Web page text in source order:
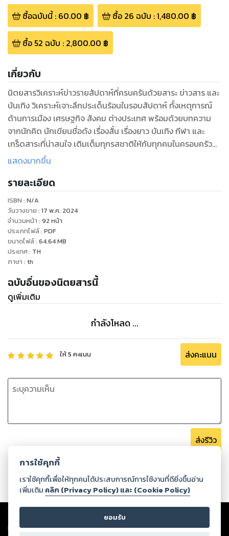
ซื้อฉบับนี้: 60.00 ฿ ซื้อ 26 ฉบับ :1,480.00 ฿
ซื้อ 52 ฉบับ : 2,800.00 ฿
เกี่ยวกับ
นิตยสารวิเคราะห์ข่าวรายสัปดาห์ที่ครบครันด้วยสาระ ข่าวสาร และ
บันเทิง วิเคราะห์เจาะลึกประเด็นร้อนในรอบสัปดาห์ ทั้งเหตุการณ์
ด้านการเมือง เศรษฐกิจ สังคม ต่างประเทศ พร้อมด้วยบทความ
จากนักคิด นักเขียนชื่อดัง เรื่องสั้น เรื่องยาว บันเทิง กีฬา และ
เกร็ดสาระที่น่าสนใจ เติมเต็มทุกรสชาติให้กับทุกคนในครอบครัว
จนเป็นนิตยสารที่ได้รับความนิยมสูงสุดจากผู้อ่านมานานกว่า 30 ปี
แสดงมากขึ้น
รายละเอียด
ISBN : N/A
วันวางขาย : 17 พ.ค. 2024
จำนวนหน้า : 92 หน้า
ประเภทไฟล์: PDF
ขนาดไฟล์: 64.64MB
ประเทศ: TH
ภาษา : th
ฉบับอื่นของนิตยสารนี้
ดูเพิ่มเติม
กำลังโหลด ...
ให้5 คะแนน ส่งคะแนน
ส่งรีวิว
Copyright ©2026Storylog Co., Ltd. - สตอรี่ล็อกขอสงวนสิทธิ์ไม่รับผิดชอบ
ต่อผลงานหรือเนื้อหาใดที่อัปโหลดผ่านเว็บไซต์และปรากฏว่าละเมิดสิทธิใน
ทรัพย์สินทางปัญญาของบุคคลอื่นหรือขัดต่อกฎหมายและศีลธรรม ดังนั้น ผู้อ่าน
การใช้คุกกี้
เราใช้คุกกี้เพื่อให้ทุกคนได้ประสบการณ์การใช้งานที่ดียิ่งขึ้นอ่าน
เพิ่มเติม คลิก (Privacy Policy) และ (Cookie Policy)
ยอมรับ